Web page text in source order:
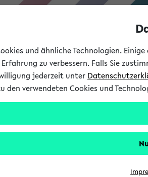
Studium
auf eine eKVV Funktion
und ähnliche Technologien.
zu verbessern. Falls Sie
jederzeit unter
verwendeten Cookies und